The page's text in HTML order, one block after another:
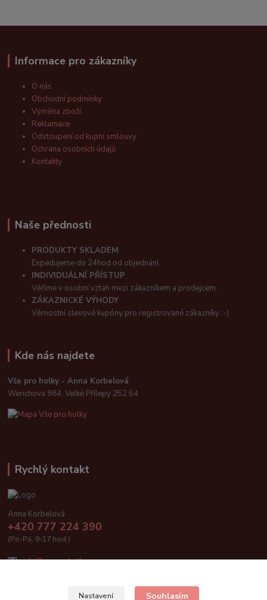
Informace pro zákazníky
O nás
Obchodní podmínky
Výměna zboží
Reklamace
Odstoupení od kupní smlouvy
Ochrana osobních údajů
Kontakty
Naše přednosti
PRODUKTY SKLADEM
Expedujeme do 24hod od objednání.
INDIVIDUÁLNÍ PŘÍSTUP
Věříme v osobní vztah mezi zákazníkem a prodejcem.
ZÁKAZNICKÉ VÝHODY
Věrnostní slevové kupóny pro registrované zákazníky :-)
Kde nás najdete
Vše pro holky - Anna Korbelová
Werichova 984, Velké Přílepy 252 64
Rychlý kontakt
Anna Korbelová
+420 777 224 390
(Po-Pá, 9-17 hod.)
info@vseproholky.cz
Nastavení Souhlasím